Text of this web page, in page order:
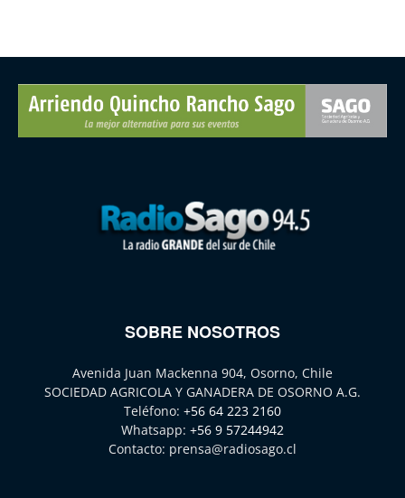
SOBRE NOSOTROS
Avenida Juan Mackenna 904, Osorno, Chile
SOCIEDAD AGRICOLA Y GANADERA DE OSORNO A.G.
Teléfono: +56 64 223 2160
Whatsapp: +56 9 57244942
Contacto: prensa@radiosago.cl